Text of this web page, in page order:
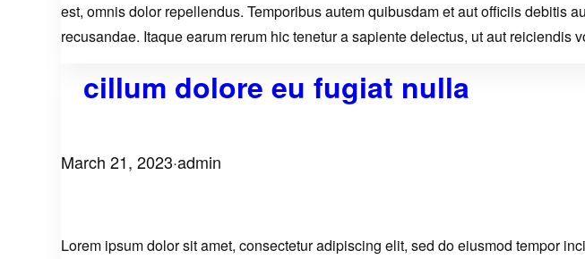
est, omnis dolor repellendus. Temporibus autem quibusdam et aut officiis debitis
recusandae. Itaque earum rerum hic tenetur a sapiente delectus, ut aut
cillum dolore eu fugiat nulla
March 21, 2023·admin
Lorem ipsum dolor sit amet, consectetur adipiscing elit, sed do eiusmod tempor